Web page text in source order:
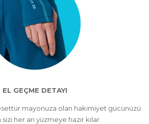
EL GEÇME DETAYI
mayonuza olan hakimiyet gücünüzü
sizi her an yüzmeye hazır kılar.